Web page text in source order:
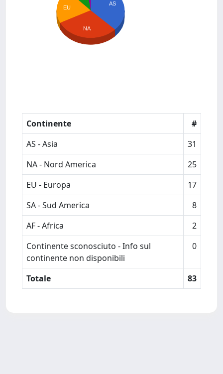
AS
EU
NA
Continente
#
AS - Asia
31
NA - Nord America
25
EU - Europa
17
SA - Sud America
8
AF - Africa
2
Continente sconosciuto - Info sul
continente non disponibili
0
Totale 83